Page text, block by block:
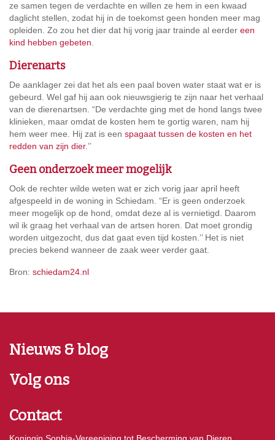
ze samen tegen de verdachte en willen ze hem in een kwaad
daglicht stellen, zodat hij in de toekomst geen honden meer mag
opleiden. Zo zou het dier dat hij vorig jaar trainde al eerder een
kind hebben gebeten.
Dierenarts
De aanklager zei dat het als een paal boven water staat wat er is
gebeurd. Wel gaf hij aan ook nieuwsgierig te zijn naar het verhaal
van de dierenartsen. “De verdachte ging met de hond langs twee
klinieken, maar omdat de kosten hem te gortig waren, nam hij
hem weer mee. Hij zat is een spagaat tussen de kosten en het
redden van zijn dier.’’
Geen onderzoek meer mogelijk
Ook de rechter wilde weten wat er zich vorig jaar april heeft
afgespeeld in de woning in Schiedam. “Er is geen onderzoek
meer mogelijk op de hond, omdat deze al is vernietigd. Daarom
wil ik graag het verhaal van de artsen horen. Dat moet grondig
worden uitgezocht, dus dat gaat even tijd kosten.’’ Het is niet
precies bekend wanneer de zaak weer verder gaat.
Bron: schiedam24.nl
Nieuws & blog
Volg ons
Contact